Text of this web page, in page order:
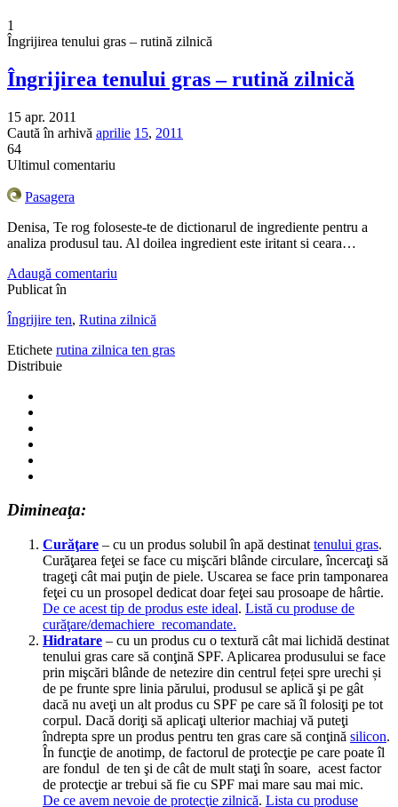
1
Îngrijirea tenului gras – rutină zilnică
Îngrijirea tenului gras – rutină zilnică
15 apr. 2011
Caută în arhivă aprilie 15, 2011
64
Ultimul comentariu
Pasagera
Denisa, Te rog foloseste-te de dictionarul de ingrediente pentru a
analiza produsul tau. Al doilea ingredient este iritant si ceara…
Adaugă comentariu
Publicat în
Îngrijire ten, Rutina zilnică
Etichete rutina zilnica ten gras
Distribuie
Dimineaţa:
Curăţare – cu un produs solubil în apă destinat tenului gras.
Curăţarea feţei se face cu mişcări blânde circulare, încercaţi să
trageţi cât mai puţin de piele. Uscarea se face prin tamponarea
feţei cu un prosopel dedicat doar feţei sau prosoape de hârtie.
De ce acest tip de produs este ideal. Listă cu produse de
curăţare/demachiere recomandate.
Hidratare – cu un produs cu o textură cât mai lichidă destinat
tenului gras care să conţină SPF. Aplicarea produsului se face
prin mişcări blânde de netezire din centrul feței spre urechi și
de pe frunte spre linia părului, produsul se aplică şi pe gât
dacă nu aveţi un alt produs cu SPF pe care să îl folosiţi pe tot
corpul. Dacă doriţi să aplicaţi ulterior machiaj vă puteţi
îndrepta spre un produs pentru ten gras care să conţină silicon.
În funcţie de anotimp, de factorul de protecţie pe care poate îl
are fondul de ten şi de cât de mult staţi în soare, acest factor
de protecţie ar trebui să fie cu SPF mai mare sau mai mic.
De ce avem nevoie de protecţie zilnică. Lista cu produse